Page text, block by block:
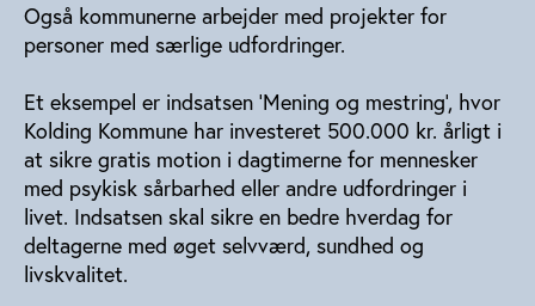
Også kommunerne arbejder med projekter for
personer med særlige udfordringer.
Et eksempel er indsatsen ’Mening og mestring’, hvor
Kolding Kommune har investeret 500.000 kr. årligt i
at sikre gratis motion i dagtimerne for mennesker
med psykisk sårbarhed eller andre udfordringer i
livet. Indsatsen skal sikre en bedre hverdag for
deltagerne med øget selvværd, sundhed og
livskvalitet.